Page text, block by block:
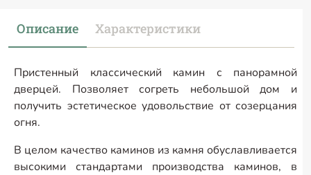
Описание Характеристики
Пристенный классический камин с панорамной
дверцей. Позволяет согреть небольшой дом и
получить эстетическое удовольствие от созерцания
огня.
В целом качество каминов из камня обуславливается
высокими стандартами производства каминов, в